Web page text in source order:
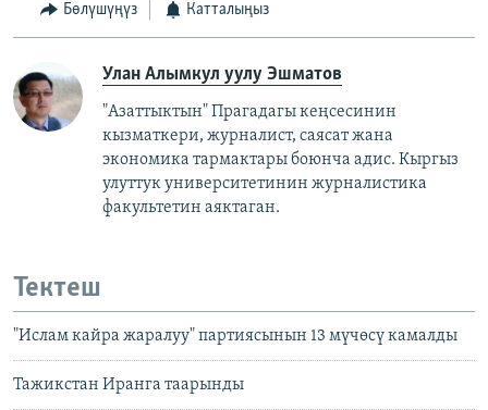
Бөлүшүңүз Катталыңыз
Улан Алымкул уулу Эшматов
"Азаттыктын" Прагадагы кеңсесинин
кызматкери, журналист, саясат жана
экономика тармактары боюнча адис. Кыргыз
улуттук университетинин журналистика
факультетин аяктаган.
Тектеш
"Ислам кайра жаралуу" партиясынын 13 мүчөсү камалды
Тажикстан Иранга таарынды